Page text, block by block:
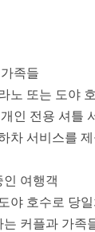
족들
노 또는 도야
인 전용 셔틀
차 서비스를
여행객
야 호수로 당
커플과 가족